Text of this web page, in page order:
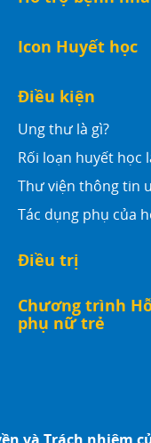
Icon Huyết học
Điều kiện
Ung thư là gì?
Rối loạn huyết học
Thư viện thông tin
Tác dụng phụ của
Điều trị
Chương trình
phụ nữ trẻ